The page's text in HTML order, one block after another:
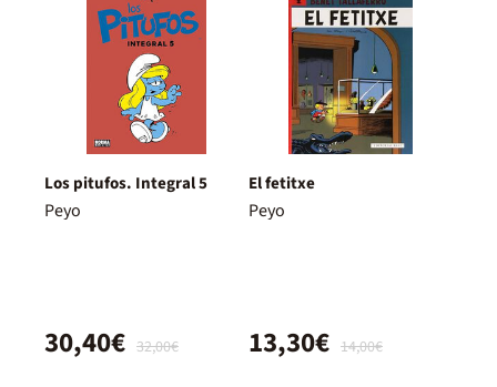
Los pitufos. Integral 5
Peyo
32,00€
30,40€
El fetitxe
Peyo
14,00€
13,30€